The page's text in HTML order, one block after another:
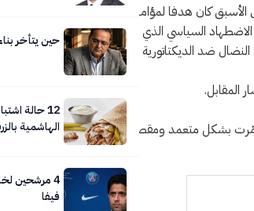
تاريخ البرازيل، وكان شخصية بارزة في النضال ضد الديكتاتورية ومن أجل
حين يتأخر
12 حالة
الهاشمية
4 مرشحين
فيفا